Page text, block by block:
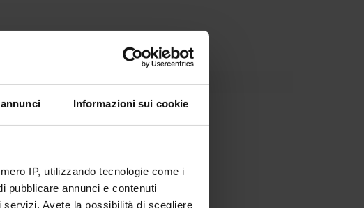
Informazioni sui cookie
IP, utilizzando tecnologie come i
pubblicare annunci e contenuti
Avete la possibilità di scegliere